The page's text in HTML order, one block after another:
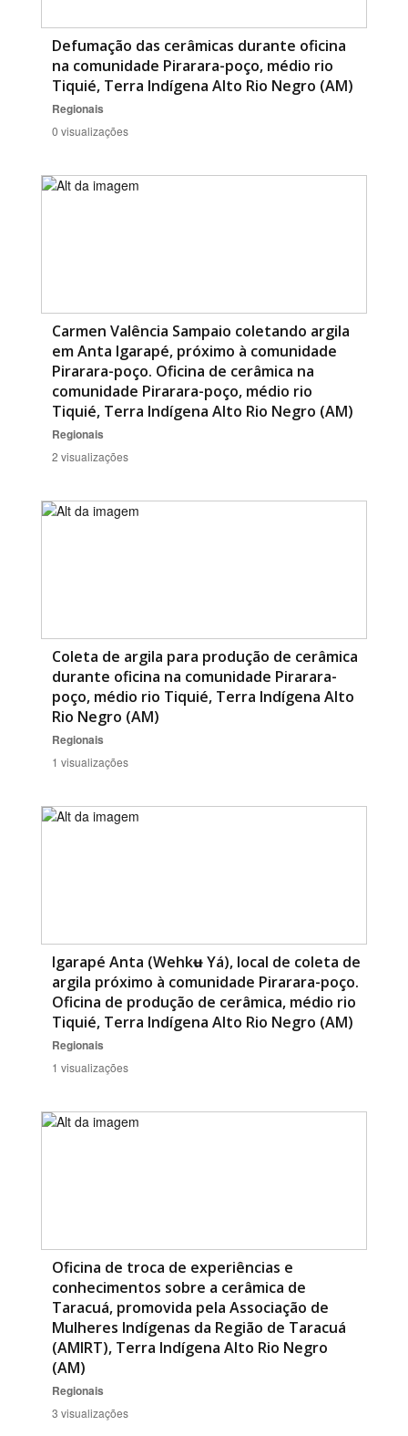
Defumação das cerâmicas durante oficina
na comunidade Pirarara-poço, médio rio
Tiquié, Terra Indígena Alto Rio Negro (AM)
Regionais
0 visualizações
Carmen Valência Sampaio coletando argila
em Anta Igarapé, próximo à comunidade
Pirarara-poço. Oficina de cerâmica na
comunidade Pirarara-poço, médio rio
Tiquié, Terra Indígena Alto Rio Negro (AM)
Regionais
2 visualizações
Coleta de argila para produção de cerâmica
durante oficina na comunidade Pirarara-
poço, médio rio Tiquié, Terra Indígena Alto
Rio Negro (AM)
Regionais
1 visualizações
Igarapé Anta (Wehkʉ Yá), local de coleta de
argila próximo à comunidade Pirarara-poço.
Oficina de produção de cerâmica, médio rio
Tiquié, Terra Indígena Alto Rio Negro (AM)
Regionais
1 visualizações
Oficina de troca de experiências e
conhecimentos sobre a cerâmica de
Taracuá, promovida pela Associação de
Mulheres Indígenas da Região de Taracuá
(AMIRT), Terra Indígena Alto Rio Negro
(AM)
Regionais
3 visualizações